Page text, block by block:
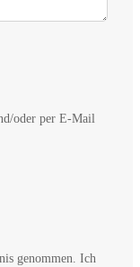
oder per E-Mail
genommen. Ich